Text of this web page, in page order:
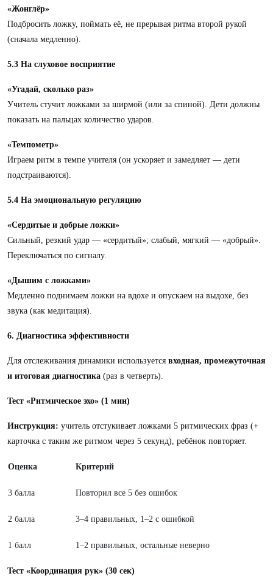
«Жонглёр»
Подбросить ложку, поймать её, не прерывая ритма второй рукой
(сначала медленно).
5.3 На слуховое восприятие
«Угадай, сколько раз»
Учитель стучит ложками за ширмой (или за спиной). Дети должны
показать на пальцах количество ударов.
«Темпометр»
Играем ритм в темпе учителя (он ускоряет и замедляет — дети
подстраиваются).
5.4 На эмоциональную регуляцию
«Сердитые и добрые ложки»
Сильный, резкий удар — «сердитый»; слабый, мягкий — «добрый».
Переключаться по сигналу.
«Дышим с ложками»
Медленно поднимаем ложки на вдохе и опускаем на выдохе, без
звука (как медитация).
6. Диагностика эффективности
Для отслеживания динамики используется входная, промежуточная
и итоговая диагностика (раз в четверть).
Тест «Ритмическое эхо» (1 мин)
Инструкция: учитель отстукивает ложками 5 ритмических фраз (+
карточка с таким же ритмом через 5 секунд), ребёнок повторяет.
Оценка Критерий
3 балла Повторил все 5 без ошибок
2 балла 3–4 правильных, 1–2 с ошибкой
1 балл 1–2 правильных, остальные неверно
Тест «Координация рук» (30 сек)